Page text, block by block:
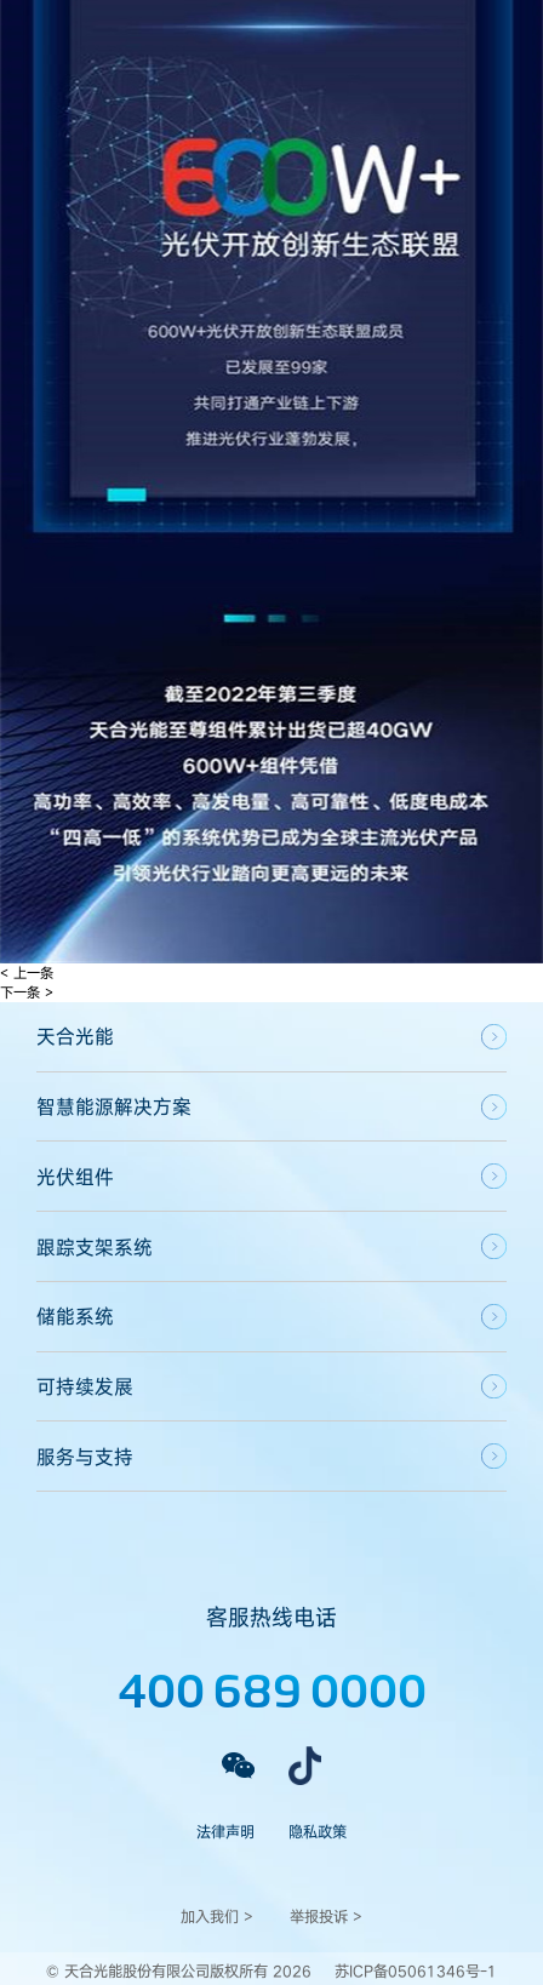
< 上一条
下一条 >
天合光能
智慧能源解决方案
光伏组件
跟踪支架系统
储能系统
可持续发展
服务与支持
客服热线电话
400 689 0000
法律声明 隐私政策
加入我们 > 举报投诉 >
© 天合光能股份有限公司版权所有 2026 苏ICP备05061346号-1